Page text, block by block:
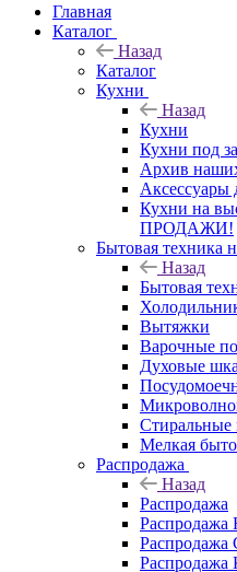
Главная
Каталог
Назад
Каталог
Кухни
Назад
Кухни
Кухни под
Архив
Аксессуары
Кухни на
ПРОДАЖИ!
Бытовая техника
Назад
Бытовая
Вытяжки
Варочные
Духовые
Мелкая
Распродажа
Назад
Распродажа
Распродажа